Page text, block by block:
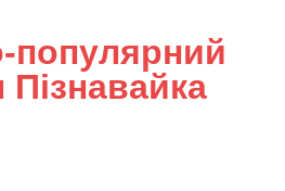
популярний